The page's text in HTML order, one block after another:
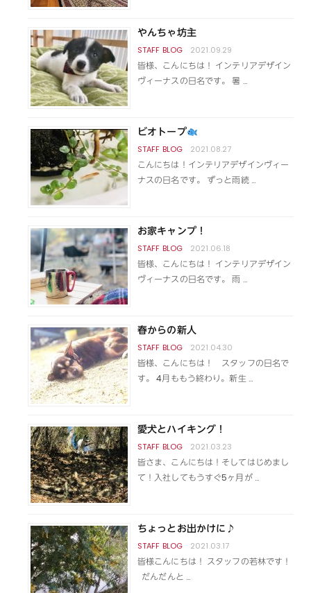
やんちゃ坊主
2021.09.29
皆様、こんにちは！ インテリアデザイン
ヴィーナスの日名です。 暑 …
ビオトープ
2021.08.27
こんにちは！インテリアデザインヴィー
ナスの日名です。 ずっと雨続 …
お家キャンプ！
2021.06.18
皆様、こんにちは！ インテリアデザイン
ヴィーナスの日名です。 雨 …
春からの新人
2021.04.30
皆様、こんにちは！ スタッフの日名で
す。 4月ももう終わり。新生 …
愛犬とハイキング！
2021.03.23
皆さま、こんにちは！そしてはじめまし
て！入社してもうすぐ5ヶ月が …
ちょっとお出かけに♪
2021.03.17
皆様こんにちは！ スタッフの若林です！
だんだんと …